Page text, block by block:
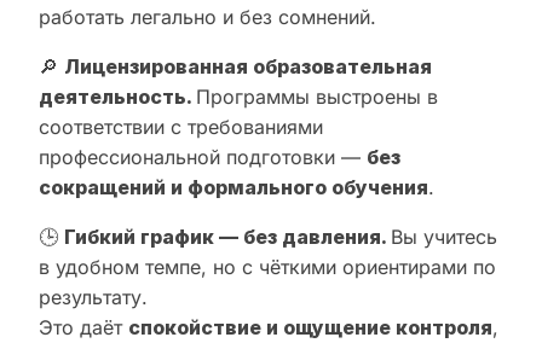
работать легально и без сомнений.
🔎 Лицензированная образовательная
деятельность. Программы выстроены в
соответствии с требованиями
профессиональной подготовки — без
сокращений и формального обучения.
🕒 Гибкий график — без давления. Вы учитесь
в удобном темпе, но с чёткими ориентирами по
результату.
Это даёт спокойствие и ощущение контроля,